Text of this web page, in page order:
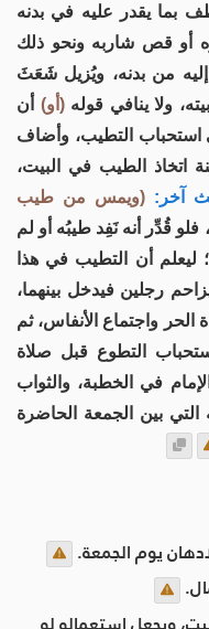
بما يقدر عليه في بدنه
أو قص شاربه ونحو ذلك
من بدنه، ويُزيل شَعَثَ
ولا ينافي قوله(أو) أن
استحباب التطيب، وأضاف
اتخاذ الطيب في البيت،
آخر: (ويمس من طيب
فلو قُدِّر أنه نَفِد طيبُه أو لم
أن التطيب في هذا
رجلين فيدخل بينهما،
واجتماع الأنفاس، ثم
التطوع قبل صلاة
في الخطبة، والثواب
بين الجمعة الحاضرة
يوم الجمعة.